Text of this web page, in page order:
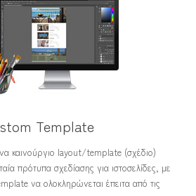
Template
καινούργιο layout/template (σχέδιο)
πρότυπα σχεδίασης για ιστοσελίδες, με
να ολοκληρώνεται έπειτα από τις